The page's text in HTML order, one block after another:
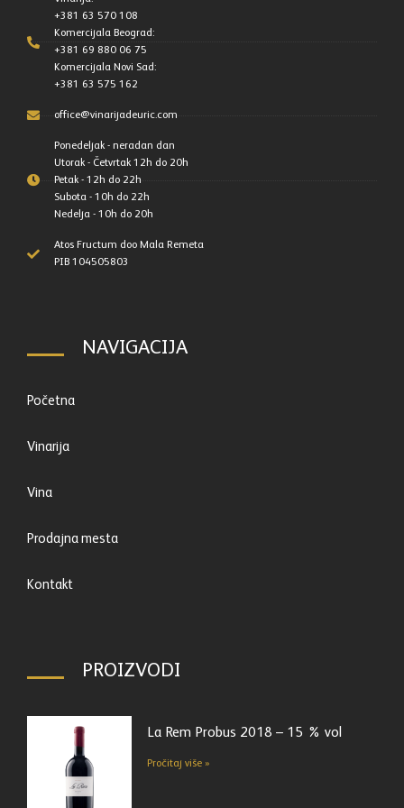
+381 63 570 108
Komercijala Beograd:
+381 69 880 06 75
Komercijala Novi Sad:
+381 63 575 162
office@vinarijadeuric.com
Ponedeljak - neradan dan
Utorak - Četvrtak 12h do 20h
Petak - 12h do 22h
Subota - 10h do 22h
Nedelja - 10h do 20h
Atos Fructum doo Mala Remeta
PIB 104505803
NAVIGACIJA
Početna
Vinarija
Vina
Prodajna mesta
Kontakt
PROIZVODI
La Rem Probus 2018 – 15 % vol
Pročitaj više »